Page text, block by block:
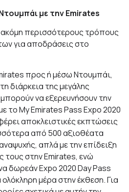
με την Emirates
περισσότερους τρόπους
για αποδράσεις στο
προς ή μέσω Ντουμπάι,
διάρκεια της μεγάλης
να εξερευνήσουν την
τοMy Emirates Pass Expo 2020
αποκλειστικές εκπτώσεις
από 500 αξιοθέατα
απλά με την επίδειξη
τους στην Emirates, ενώ
δωρεάνExpo 2020 Day Pass
μέρα στην έκθεση. Για